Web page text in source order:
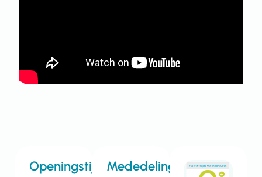
OpeningstijdenMededelingen